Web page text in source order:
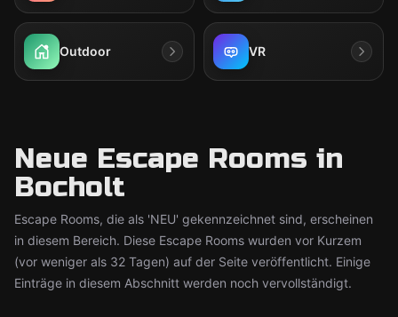
Outdoor VR
Neue Escape Rooms in
Bocholt
Escape Rooms, die als 'NEU' gekennzeichnet sind, erscheinen
in diesem Bereich. Diese Escape Rooms wurden vor Kurzem
(vor weniger als 32 Tagen) auf der Seite veröffentlicht. Einige
Einträge in diesem Abschnitt werden noch vervollständigt.